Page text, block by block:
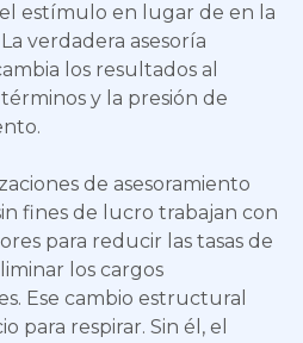
estímulo en lugar de en la
verdadera asesoría
los resultados al
y la presión de
de asesoramiento
fines de lucro trabajan con
para reducir las tasas de
los cargos
Ese cambio estructural
para respirar. Sin él, el